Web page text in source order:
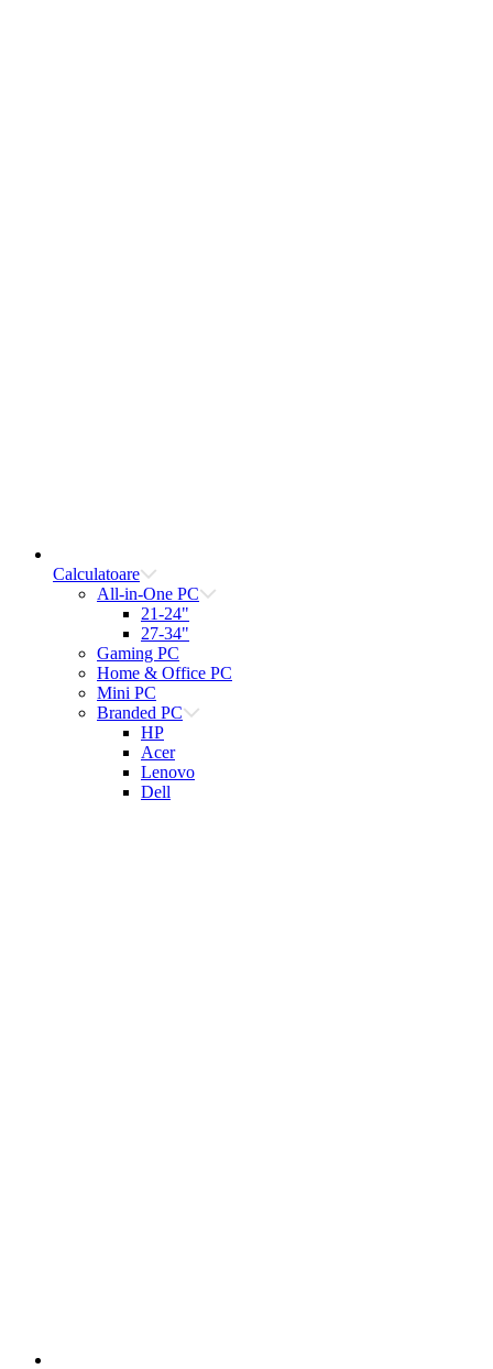
Calculatoare
All-in-One PC
21-24"
27-34"
Gaming PC
Home & Office PC
Mini PC
Branded PC
HP
Acer
Lenovo
Dell